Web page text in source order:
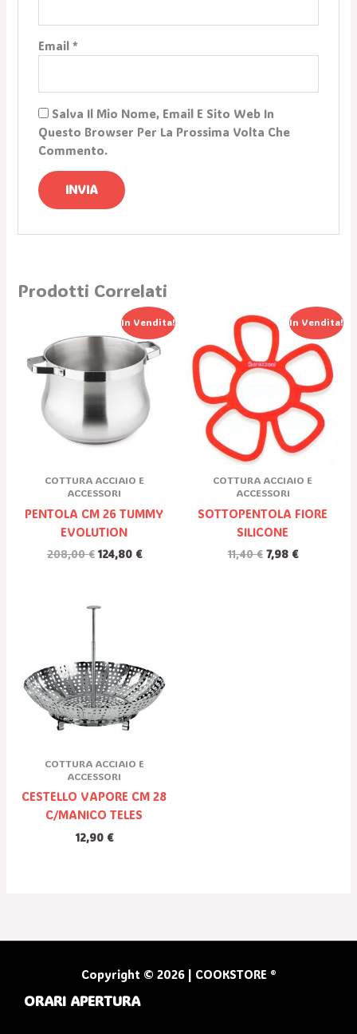
Email *
Salva Il Mio Nome, Email E Sito Web In
Questo Browser Per La Prossima Volta Che
Commento.
Prodotti Correlati
In Vendita!
COTTURA ACCIAIO E
ACCESSORI
PENTOLA CM 26 TUMMY
EVOLUTION
208,00€
Prezzo
Originale
Era:
208,00 €.
124,80 €
Prezzo
Attuale
È:
124,80 €.
In Vendita!
COTTURA ACCIAIO E
ACCESSORI
SOTTOPENTOLA FIORE
SILICONE
11,40€
Il
Prezzo
Originale
Era:
11,40 €.
7,98 €
Il
Prezzo
Attuale
È:
7,98 €.
COTTURA ACCIAIO E
ACCESSORI
CESTELLO VAPORE CM 28
C/MANICO TELES
12,90 €
Copyright © 2026 | COOKSTORE ®
ORARI APERTURA